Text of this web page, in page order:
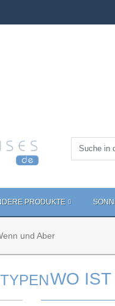
PRODUKTE
und Aber
WO